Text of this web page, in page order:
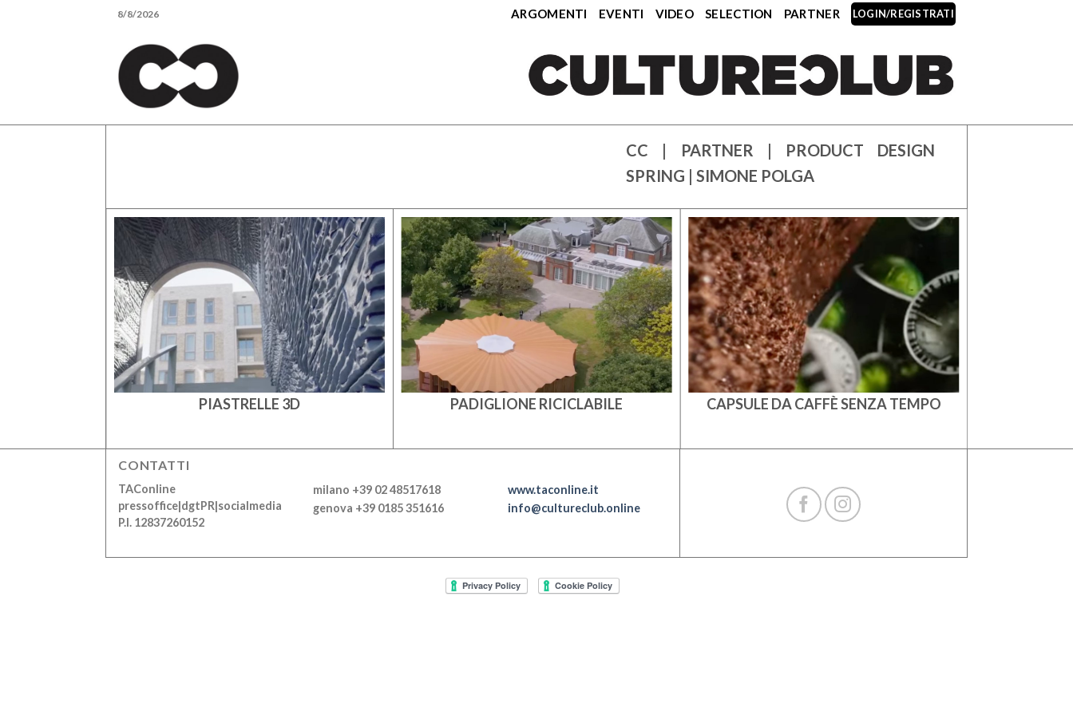
8/8/2026 ARGOMENTI EVENTI VIDEO SELECTION PARTNER LOGIN/REGISTRATI
CC | PARTNER | PRODUCT DESIGN
SPRING | SIMONE POLGA
PIASTRELLE 3D PADIGLIONE RICICLABILE CAPSULE DA CAFFÈ SENZA TEMPO
CONTATTI
TAConline
pressoffice|dgtPR|socialmedia
P.I. 12837260152
milano +39 02 48517618
genova +39 0185 351616
www.taconline.it
info@cultureclub.online